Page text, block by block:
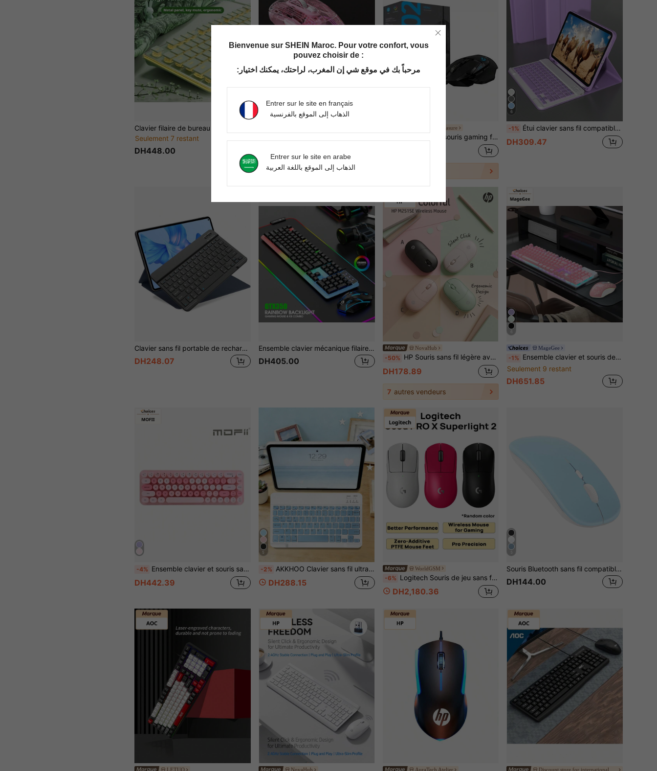
Seulement 7 restant
DH448.00
DiscoveryTreasure
Logitech La souris gaming filaire G502 HERO est dotée d'un capteur 25K, de 11 boutons programmables, de 5 niveaux de poids pour un ajustement personnalisé et d'effets lumineux RGB LIGHTSYNC. Compatible avec les ordinateurs de bureau et portables.
6
-1% Étui clavier sans fil compatible avec iPad, housse de protection amovible avec fente pour crayon, fonction de veille/réveil automatique, clavier Bluetooth sans fil 150 mAh, étui de support fin et léger - Violet clair
DH309.47
Clavier sans fil portable de recharge sans fil ultra-mince, clavier sans fil de 10 pouces compatible avec Android, Windows, iOS, tablettes, smartphones, batterie intégrée de 150 mAh
DH248.07
Ensemble clavier mécanique filaire de 104 touches avec rétroéclairage LED RVB et souris, idéal pour le jeu et l'usage de bureau
DH405.00
NovaHub
-50% HP Souris sans fil légère avec batterie pratique et transmission anti-interférences 2,4 GHz, idéale pour une utilisation prolongée au bureau et en déplacement. M251SE
DH178.89
7 autres vendeurs
6
MageGee
-1% Ensemble clavier et souris de jeu MageGee, clavier K1 rétroéclairé LED RVB, clavier d'ordinateur 104 touches, compatible PC/Portable (Rose)
Seulement 9 restant
DH651.85
-4% Ensemble clavier et souris sans fil mini MOFII 2,4G, 68 touches avec touches rondes, combinaison de clavier et souris sans fil portable et mignonne pour PC/ordinateur portable/bureau, couleurs mixtes
DH442.39
5
-2% AKKHOO Clavier sans fil ultra-fin de 10 pouces, rechargeable et silencieux, pour tablette/ordinateur portable, clavier pour iPad Mini, taille : 25 cm * 15 cm * 0,6 cm
DH288.15
WorldGSM
-6% Logitech Souris de jeu sans fil PRO X SUPERLIGHT 2 99% neuve, conception légère de 60 g, jusqu'à 44 000 DPI, taux d'interrogation jusqu'à 8 kHz, compatible avec PC/Mac, chargement USB-C (couleur expédiée aléatoirement).
DH2,180.36
5
Souris Bluetooth sans fil compatible avec ordinateur portable, compatible avec iOS 13.1.2 et versions ultérieures, mini souris silencieuse, compatible avec Android/Windows/Linux (bleu ciel)
DH144.00
LETUO NovaHub AuraTech Atelier
Bienvenue sur SHEIN Maroc. Pour votre confort, vous
pouvez choisir de :
مرحباً بك في موقع شي إن المغرب، لراحتك، يمكنك اختيار:
Entrer sur le site en français
الذهاب إلى الموقع بالفرنسية
Entrer sur le site en arabe
الذهاب إلى الموقع باللغة العربية